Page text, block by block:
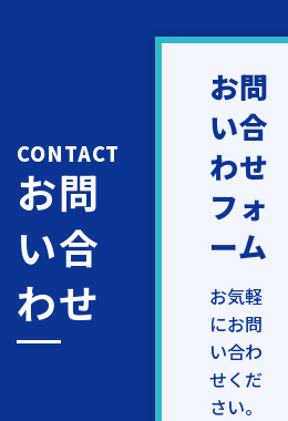
CONTACT
お問
い合
わせ
お問
い合
わせ
フォ
ーム
お気軽
にお問
い合わ
せくだ
さい。